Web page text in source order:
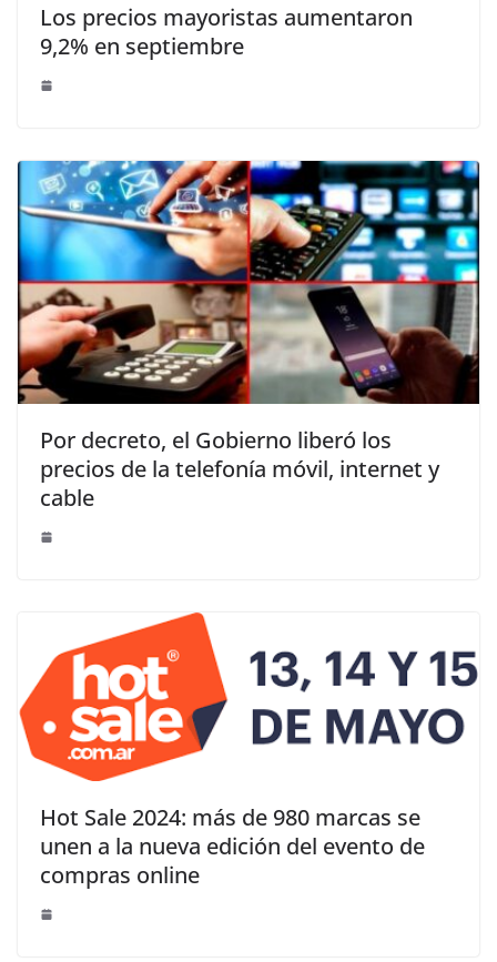
Los precios mayoristas aumentaron
9,2% en septiembre
Por decreto, el Gobierno liberó los
precios de la telefonía móvil, internet y
cable
Hot Sale 2024: más de 980 marcas se
unen a la nueva edición del evento de
compras online